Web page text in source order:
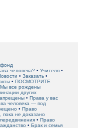
человека?
Учителя
Заказать
ПОСМОТРИТЕ
Мы все рождены
других
Права у вас
человека — под
Право
не доказано
Право
Брак и семья